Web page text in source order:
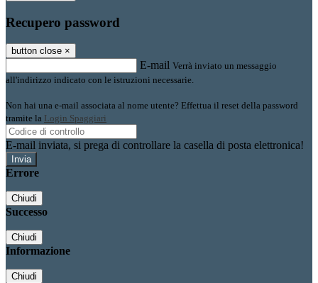
Recupero password
button close ×
E-mail Verrà inviato un messaggio
all'indirizzo indicato con le istruzioni necessarie.
Non hai una e-mail associata al nome utente? Effettua il reset della password
tramite la Login Spaggiari
E-mail inviata, si prega di controllare la casella di posta elettronica!
Errore
Chiudi
Successo
Chiudi
Informazione
Chiudi